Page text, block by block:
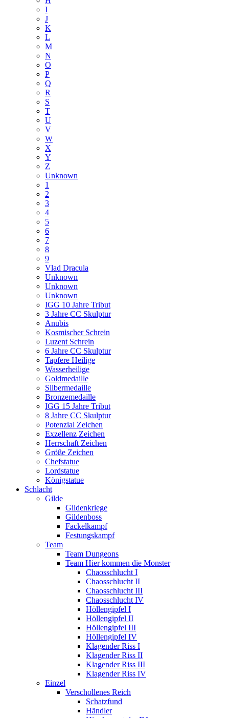
I
J
K
L
M
N
O
P
Q
R
S
T
U
V
W
X
Y
Z
Unknown
1
2
3
4
5
6
7
8
9
Vlad Dracula
Unknown
Unknown
Unknown
IGG 10 Jahre Tribut
3 Jahre CC Skulptur
Anubis
Kosmischer Schrein
Luzent Schrein
6 Jahre CC Skulptur
Tapfere Heilige
Wasserheilige
Goldmedaille
Silbermedaille
Bronzemedaille
IGG 15 Jahre Tribut
8 Jahre CC Skulptur
Potenzial Zeichen
Exzellenz Zeichen
Herrschaft Zeichen
Größe Zeichen
Chefstatue
Lordstatue
Königstatue
Schlacht
Gilde
Gildenkriege
Gildenboss
Fackelkampf
Festungskampf
Team
Team Dungeons
Team Hier kommen die Monster
Chaosschlucht I
Chaosschlucht II
Chaosschlucht III
Chaosschlucht IV
Höllengipfel I
Höllengipfel II
Höllengipfel III
Höllengipfel IV
Klagender Riss I
Klagender Riss II
Klagender Riss III
Klagender Riss IV
Einzel
Verschollenes Reich
Schatzfund
Händler